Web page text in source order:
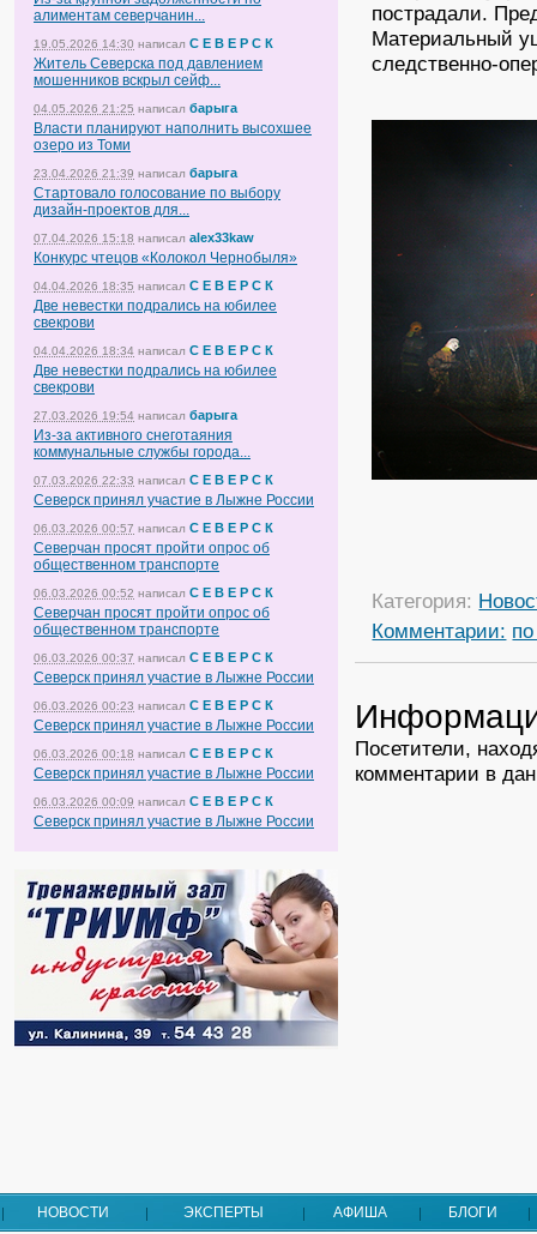
алиментам северчанин...
19.05.2026 14:30 написал С Е В Е Р С К
Житель Северска под давлением
мошенников вскрыл сейф...
04.05.2026 21:25 написал барыга
Власти планируют наполнить высохшее
озеро из Томи
23.04.2026 21:39 написал барыга
Стартовало голосование по выбору
дизайн-проектов для...
07.04.2026 15:18 написал alex33kaw
Конкурс чтецов «Колокол Чернобыля»
04.04.2026 18:35 написал С Е В Е Р С К
Две невестки подрались на юбилее
свекрови
04.04.2026 18:34 написал С Е В Е Р С К
Две невестки подрались на юбилее
свекрови
27.03.2026 19:54 написал барыга
Из-за активного снеготаяния
коммунальные службы города...
07.03.2026 22:33 написал С Е В Е Р С К
Северск принял участие в Лыжне России
06.03.2026 00:57 написал С Е В Е Р С К
Северчан просят пройти опрос об
общественном транспорте
06.03.2026 00:52 написал С Е В Е Р С К
Северчан просят пройти опрос об
общественном транспорте
06.03.2026 00:37 написал С Е В Е Р С К
Северск принял участие в Лыжне России
06.03.2026 00:23 написал С Е В Е Р С К
Северск принял участие в Лыжне России
06.03.2026 00:18 написал С Е В Е Р С К
Северск принял участие в Лыжне России
06.03.2026 00:09 написал С Е В Е Р С К
Северск принял участие в Лыжне России
пострадали.
Материальный
следственно-
Категория:
Комментарии:
Посетители,
комментарии в
НОВОСТИ ЭКСПЕРТЫ АФИША БЛОГИ